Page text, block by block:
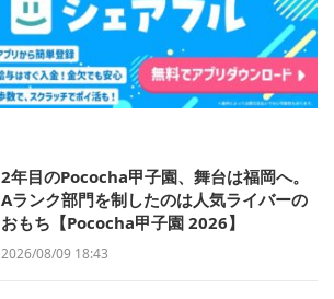
2年目のPococha甲子園、舞台は福岡へ。
Aランク部門を制したのは人気ライバーの
おもち【Pococha甲子園 2026】
2026/08/09 18:43